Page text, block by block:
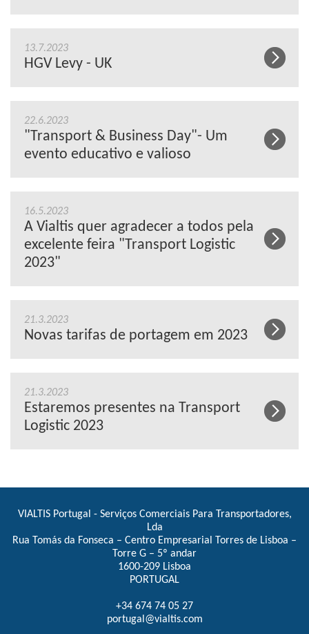
13.7.2023
HGV Levy - UK
22.6.2023
"Transport & Business Day"- Um
evento educativo e valioso
16.5.2023
A Vialtis quer agradecer a todos pela
excelente feira "Transport Logistic
2023"
21.3.2023
Novas tarifas de portagem em 2023
21.3.2023
Estaremos presentes na Transport
Logistic 2023
VIALTIS Portugal - Serviços Comerciais Para Transportadores,
Lda
Rua Tomás da Fonseca – Centro Empresarial Torres de Lisboa –
Torre G – 5º andar
1600-209 Lisboa
PORTUGAL
+34 674 74 05 27
portugal@vialtis.com